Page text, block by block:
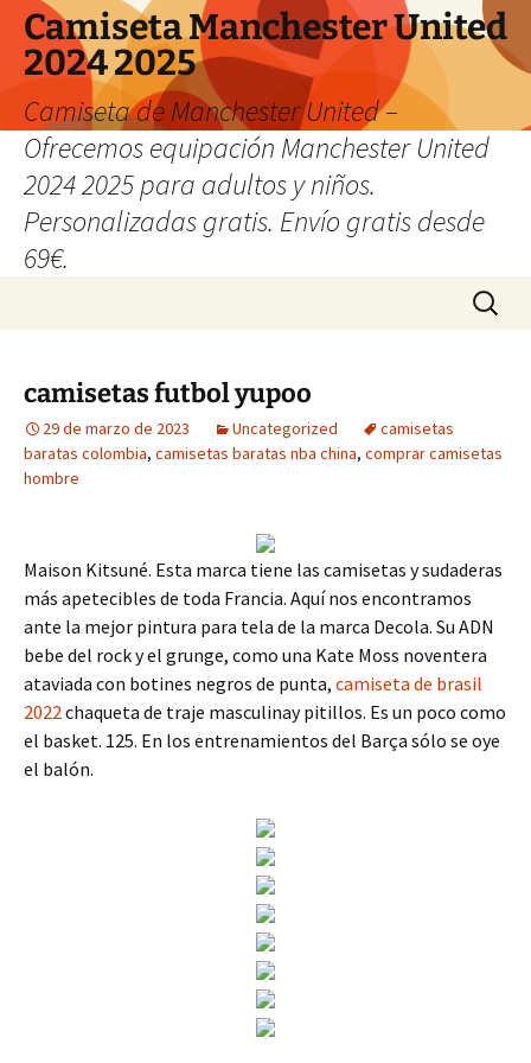
Camiseta Manchester United
2024 2025
Camiseta de Manchester United –
Ofrecemos equipación Manchester United
2024 2025 para adultos y niños.
Personalizadas gratis. Envío gratis desde
69€.
Buscar:
camisetas futbol yupoo
29 de marzo de 2023 Uncategorized
camisetas
baratas colombia, camisetas baratas nba china, comprar camisetas
hombre
Maison Kitsuné. Esta marca tiene las camisetas y sudaderas
más apetecibles de toda Francia. Aquí nos encontramos
ante la mejor pintura para tela de la marca Decola. Su ADN
bebe del rock y el grunge, como una Kate Moss noventera
ataviada con botines negros de punta, camiseta de brasil
2022chaqueta de traje masculinay pitillos. Es un poco como
el basket. 125. En los entrenamientos del Barça sólo se oye
el balón.